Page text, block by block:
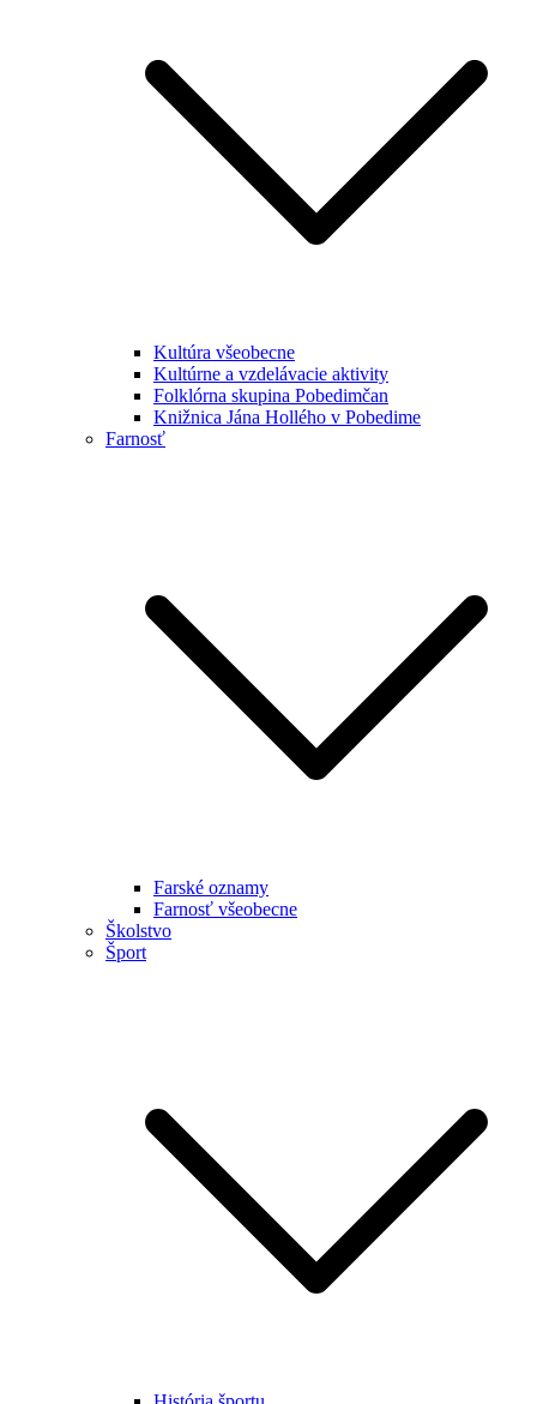
Kultúra všeobecne
Kultúrne a vzdelávacie aktivity
Folklórna skupina Pobedimčan
Knižnica Jána Hollého v Pobedime
Farnosť
Farské oznamy
Farnosť všeobecne
Školstvo
Šport